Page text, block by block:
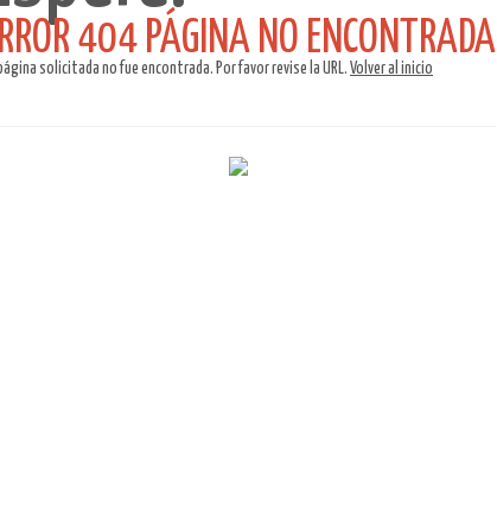
404 PÁGINA NO ENCONTRADA
solicitada no fue encontrada. Por favor revise la URL. Volver al inicio